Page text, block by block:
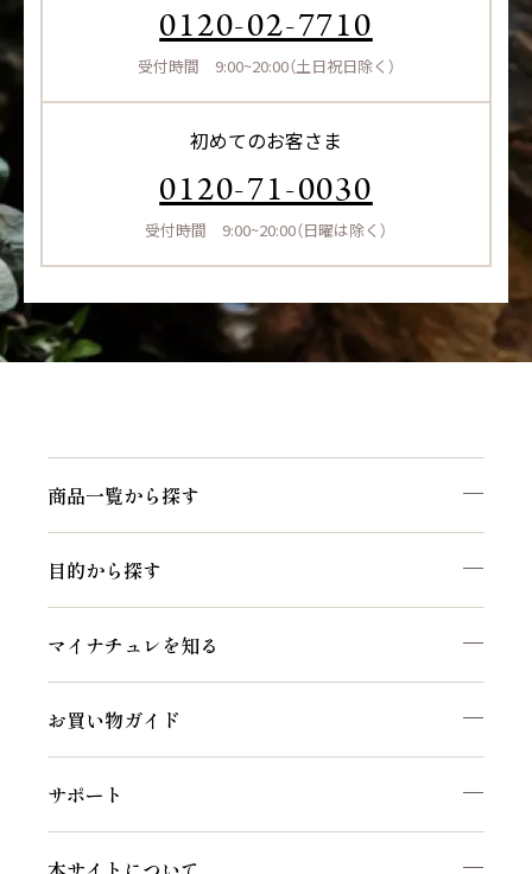
0120-02-7710
受付時間 9:00~20:00（土日祝日除く）
初めてのお客さま
0120-71-0030
受付時間 9:00~20:00（日曜は除く）
商品一覧から探す
目的から探す
マイナチュレを知る
お買い物ガイド
サポート